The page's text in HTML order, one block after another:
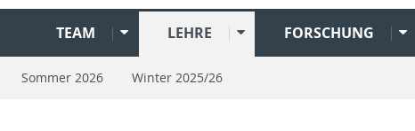
TEAM LEHRE FORSCHUNG
Sommer 2026 Winter 2025/26